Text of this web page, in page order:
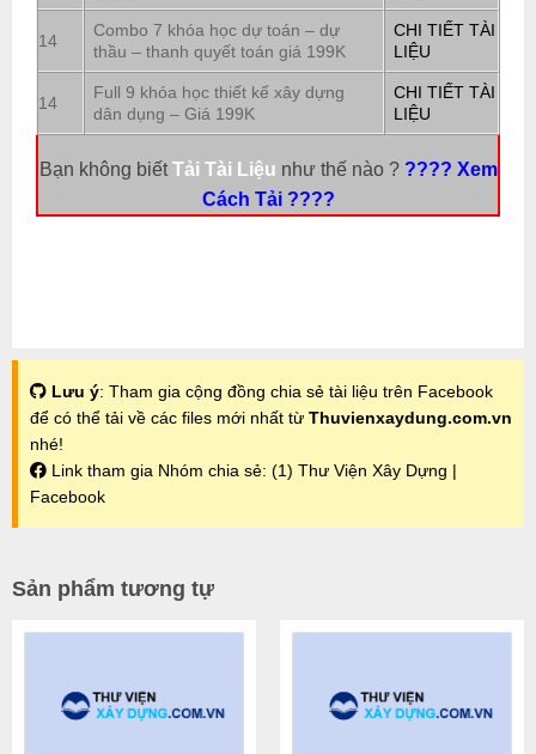
14
Combo 7 khóa học dự toán – dự
thầu – thanh quyết toán giá 199K
CHI TIẾT TÀI
LIỆU
14
Full 9 khóa học thiết kế xây dựng
dân dụng – Giá 199K
CHI TIẾT TÀI
LIỆU
Bạn không biếtTải Tài Liệu như thế nào ? ???? Xem
Cách Tải ????
Lưu ý: Tham gia cộng đồng chia sẻ tài liệu trên Facebook
để có thể tải về các files mới nhất từ Thuvienxaydung.com.vn
nhé!
Link tham gia Nhóm chia sẻ: (1) Thư Viện Xây Dựng |
Facebook
Sản phẩm tương tự